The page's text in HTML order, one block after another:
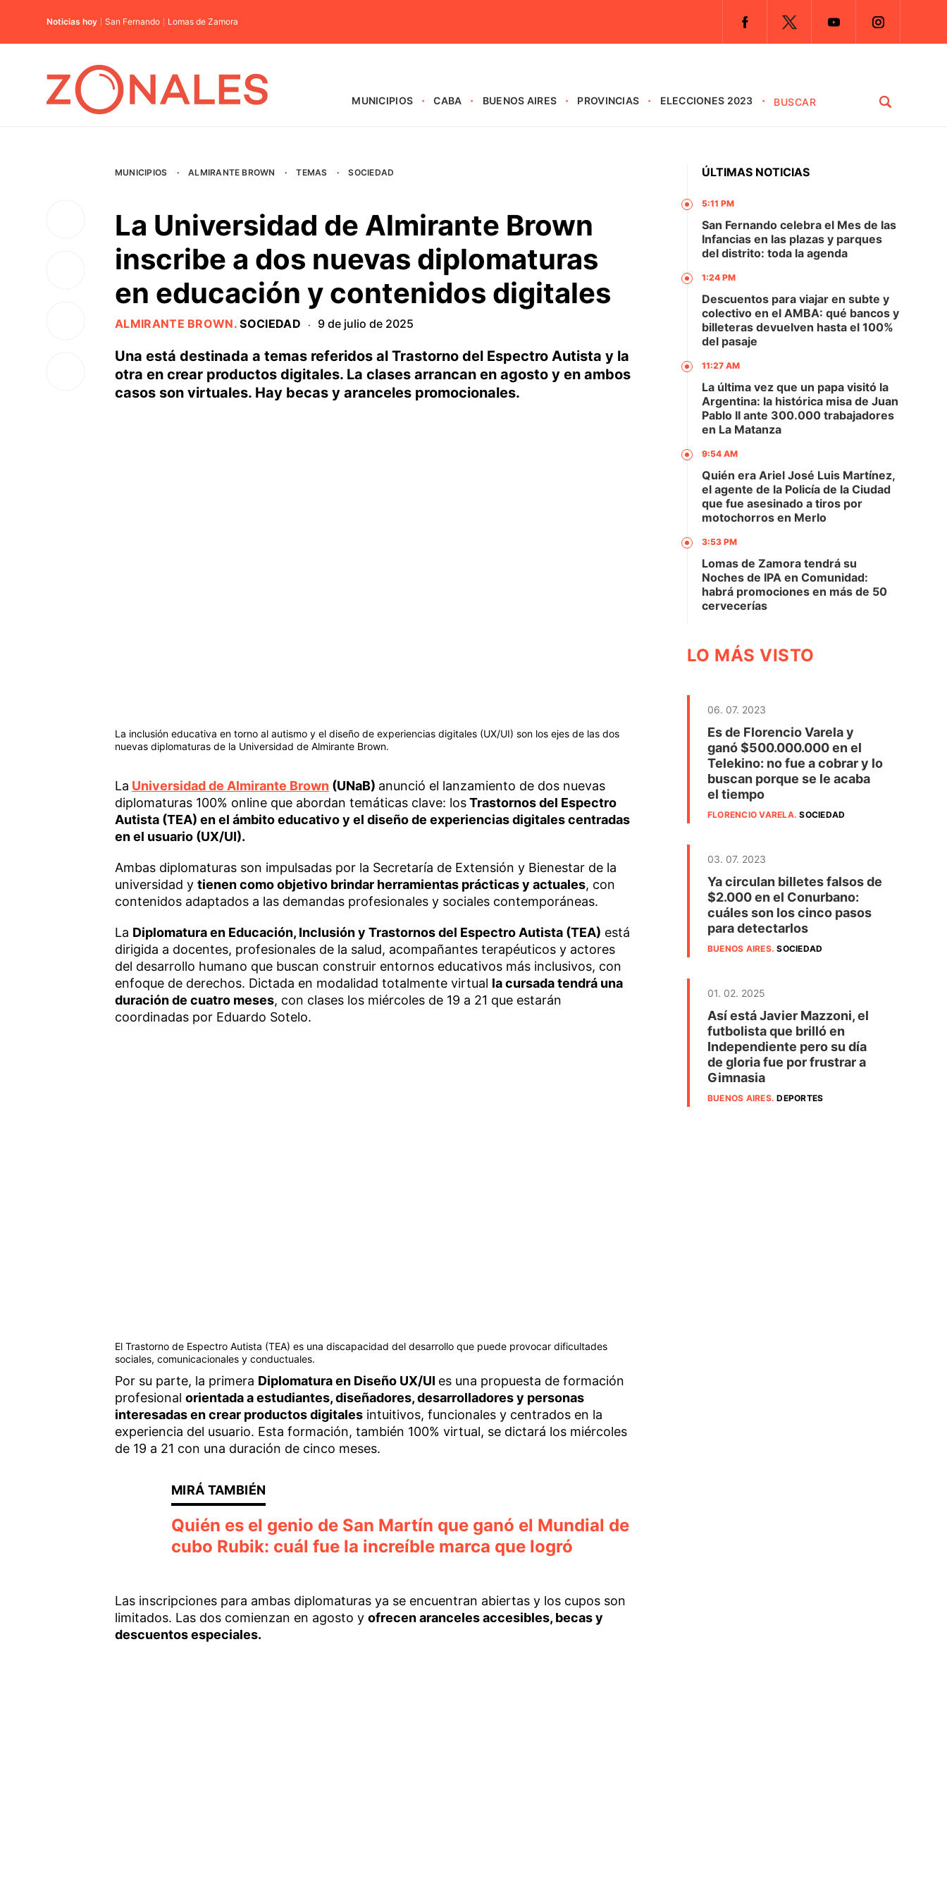
Noticias hoy San Fernando Lomas de Zamora
MUNICIPIOS CABA BUENOS AIRES PROVINCIAS ELECCIONES 2023
MUNICIPIOS · ALMIRANTE BROWN · TEMAS · SOCIEDAD
La Universidad de Almirante Brown
inscribe a dos nuevas diplomaturas
en educación y contenidos digitales
ALMIRANTE BROWN.SOCIEDAD · 9 de julio de 2025
Una está destinada a temas referidos al Trastorno del Espectro Autista y la
otra en crear productos digitales. La clases arrancan en agosto y en ambos
casos son virtuales. Hay becas y aranceles promocionales.
La inclusión educativa en torno al autismo y el diseño de experiencias digitales (UX/UI) son los ejes de las dos
nuevas diplomaturas de la Universidad de Almirante Brown.
La Universidad de Almirante Brown(UNaB) anunció el lanzamiento de dos nuevas
diplomaturas 100% online que abordan temáticas clave: losTrastornos del Espectro
Autista (TEA) en el ámbito educativo y el diseño de experiencias digitales centradas
en el usuario (UX/UI).
Ambas diplomaturas son impulsadas por la Secretaría de Extensión y Bienestar de la
universidad y tienen como objetivo brindar herramientas prácticas y actuales, con
contenidos adaptados a las demandas profesionales y sociales contemporáneas.
La Diplomatura en Educación, Inclusión y Trastornos del Espectro Autista (TEA) está
dirigida a docentes, profesionales de la salud, acompañantes terapéuticos y actores
del desarrollo humano que buscan construir entornos educativos más inclusivos, con
enfoque de derechos. Dictada en modalidad totalmente virtual la cursada tendrá una
duración de cuatro meses, con clases los miércoles de 19 a 21 que estarán
coordinadas por Eduardo Sotelo.
El Trastorno de Espectro Autista (TEA) es una discapacidad del desarrollo que puede provocar dificultades
sociales, comunicacionales y conductuales.
Por su parte, la primera Diplomatura en Diseño UX/UI es una propuesta de formación
profesional orientada a estudiantes, diseñadores, desarrolladores y personas
interesadas en crear productos digitalesintuitivos, funcionales y centrados en la
experiencia del usuario. Esta formación, también 100% virtual, se dictará los miércoles
de 19 a 21 con una duración de cinco meses.
Quién es el genio de San Martín que ganó el Mundial de
cubo Rubik: cuál fue la increíble marca que logró
Las inscripciones para ambas diplomaturas ya se encuentran abiertas y los cupos son
limitados. Las dos comienzan en agosto y ofrecen aranceles accesibles, becas y
descuentos especiales.
ÚLTIMAS NOTICIAS
5:11 PM
San Fernando celebra el Mes de las
Infancias en las plazas y parques
del distrito: toda la agenda
1:24 PM
Descuentos para viajar en subte y
colectivo en el AMBA: qué bancos y
billeteras devuelven hasta el 100%
del pasaje
11:27 AM
La última vez que un papa visitó la
Argentina: la histórica misa de Juan
Pablo II ante 300.000 trabajadores
en La Matanza
9:54 AM
Quién era Ariel José Luis Martínez,
el agente de la Policía de la Ciudad
que fue asesinado a tiros por
motochorros en Merlo
3:53 PM
Lomas de Zamora tendrá su
Noches de IPA en Comunidad:
habrá promociones en más de 50
cervecerías
LO MÁS VISTO
06. 07. 2023
Es de Florencio Varela y
ganó $500.000.000 en el
Telekino: no fue a cobrar y lo
buscan porque se le acaba
el tiempo
FLORENCIO VARELA.SOCIEDAD
03. 07. 2023
Ya circulan billetes falsos de
$2.000 en el Conurbano:
cuáles son los cinco pasos
para detectarlos
BUENOS AIRES.SOCIEDAD
01. 02. 2025
Así está Javier Mazzoni, el
futbolista que brilló en
Independiente pero su día
de gloria fue por frustrar a
Gimnasia
BUENOS AIRES.DEPORTES